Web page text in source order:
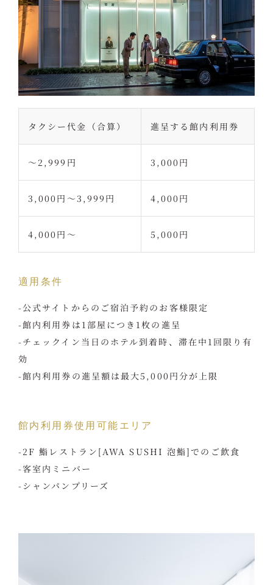
タクシー代金（合算） 進呈する館内利用券
〜2,999円 3,000円
3,000円〜3,999円 4,000円
4,000円〜 5,000円
適用条件
-公式サイトからのご宿泊予約のお客様限定
-館内利用券は1部屋につき1枚の進呈
-チェックイン当日のホテル到着時、滞在中1回限り有
効
-館内利用券の進呈額は最大5,000円分が上限
館内利用券使用可能エリア
-2F 鮨レストラン[AWA SUSHI 泡鮨]でのご飲食
-客室内ミニバー
-シャンパンプリーズ